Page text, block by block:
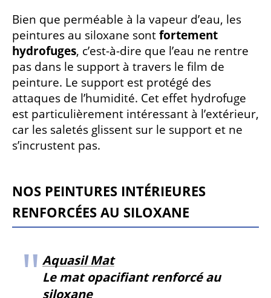
Bien que perméable à la vapeur d’eau, les
peintures au siloxane sontfortement
hydrofuges, c’est-à-dire que l’eau ne rentre
pas dans le support à travers le film de
peinture. Le support est protégé des
attaques de l’humidité. Cet effet hydrofuge
est particulièrement intéressant à l’extérieur,
car les saletés glissent sur le support et ne
s’incrustent pas.
NOS PEINTURESINTÉRIEURES
RENFORCÉES AU SILOXANE
Aquasil Mat
Le mat opacifiant renforcé au
siloxane